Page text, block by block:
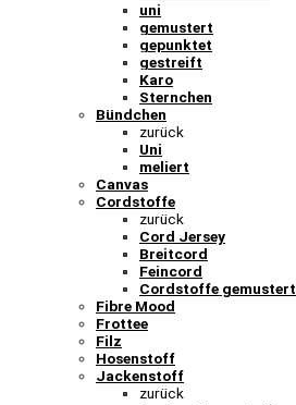
uni
gemustert
gepunktet
gestreift
Karo
Sternchen
Bündchen
zurück
Uni
meliert
Canvas
Cordstoffe
zurück
Cord Jersey
Breitcord
Feincord
Cordstoffe gemustert
Fibre Mood
Frottee
Filz
Hosenstoff
Jackenstoff
zurück